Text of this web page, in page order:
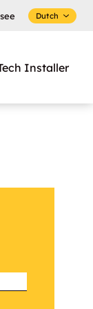
Dutch
Installer